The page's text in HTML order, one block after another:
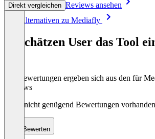
Direkt vergleichen Reviews ansehen
Alle Alternativen zu Mediafly
So schätzen User das Tool
Die Bewertungen ergeben sich aus den für
Reviews
Noch nicht genügend Bewertungen vorhanden
Bewerten